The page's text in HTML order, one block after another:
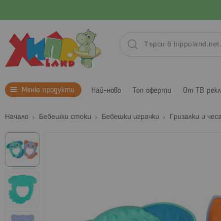
Меню продукти Най-ново Топ оферти От ТВ
Начало Бебешки стоки Бебешки играчки Гризалки и
Преминете
към
края
на
галерията
на
изображенията